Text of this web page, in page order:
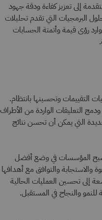
إلى تعزيز كفاءة ودقة جهود
البرمجيات التي تقدم تحليلات
رؤى قيمة وأتمتة الحسابات
التقييمات وتحسينها بانتظام.
التعليقات الواردة من الأطراف
التي يمكن أن تحسن نتائج
المؤسسات في وضع أفضل
والتوافق مع أهدافها
إلى تحسين العمليات الحالية
والنجاح في المستقبل.